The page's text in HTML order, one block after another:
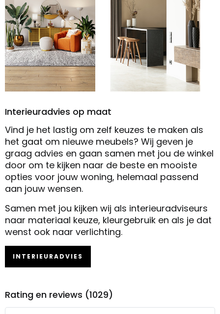
Interieuradvies op maat
Vind je het lastig om zelf keuzes te maken als
het gaat om nieuwe meubels? Wij geven je
graag advies en gaan samen met jou de winkel
door om te kijken naar de beste en mooiste
opties voor jouw woning, helemaal passend
aan jouw wensen.
Samen met jou kijken wij als interieuradviseurs
naar materiaal keuze, kleurgebruik en als je dat
wenst ook naar verlichting.
INTERIEURADVIES
Rating en reviews (1029)